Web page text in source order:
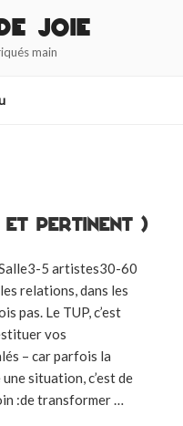
Joie
main
et pertinent )
5 artistes30-60
relations, dans les
pas. Le TUP, c’est
vos
– car parfois la
situation, c’est de
:de transformer …